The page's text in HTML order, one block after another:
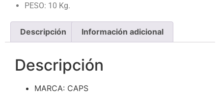
PESO: 10 Kg.
Descripción Información adicional
Descripción
MARCA: CAPS